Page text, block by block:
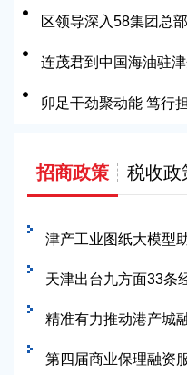
举行-打造投资创业无
区领导深入58集团总
连茂君到中国海油驻
卯足干劲聚动能 笃行
招商政策 税收政
津产工业图纸大模型
业“语言” 从天津出发
天津出台九方面33条
精准有力推动港产城
量发展注入更多新动
第四届商业保理融资